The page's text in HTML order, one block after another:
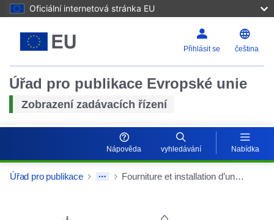
Oficiální internetová stránka EU
Přihlásit se čeština
Úřad pro publikace Evropské unie
Zobrazení zadávacích řízení
Nápověda vyhledávání Nabídka
Úřad pro publikace Fourniture et installation d’une paillasse chimie 200 et 300mm
Procurement Detail Actions Portlet